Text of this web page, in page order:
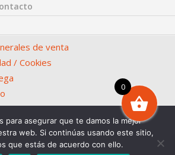
de venta
/ Cookies
– La Casa del Ayuntamiento. En
Sevilla desde 1983
0
para asegurar que te damos la mejor
web. Si continúas usando este sitio,
que estás de acuerdo con ello.